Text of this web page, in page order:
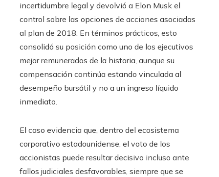
incertidumbre legal y devolvió a Elon Musk el
control sobre las opciones de acciones asociadas
al plan de 2018. En términos prácticos, esto
consolidó su posición como uno de los ejecutivos
mejor remunerados de la historia, aunque su
compensación continúa estando vinculada al
desempeño bursátil y no a un ingreso líquido
inmediato.
El caso evidencia que, dentro del ecosistema
corporativo estadounidense, el voto de los
accionistas puede resultar decisivo incluso ante
fallos judiciales desfavorables, siempre que se